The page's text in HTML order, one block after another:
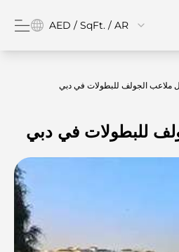
AED / SqFt. / AR
ملاعب الجولف للبطولات في دبي
للبطولات في دبي